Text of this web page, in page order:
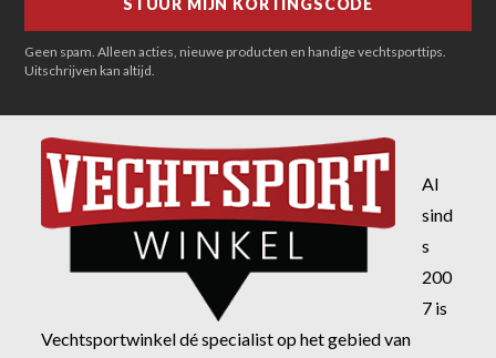
Geen spam. Alleen acties, nieuwe producten en handige vechtsporttips.
Uitschrijven kan altijd.
Al
sind
s
200
7 is
Vechtsportwinkel dé specialist op het gebied van